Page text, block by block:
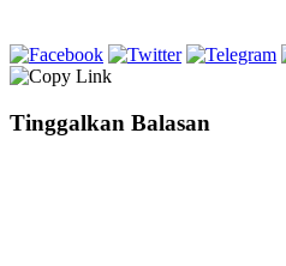
Tinggalkan Balasan